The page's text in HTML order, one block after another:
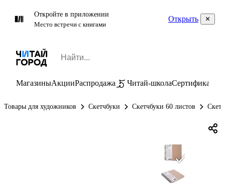
Откройте в приложении
Место встречи с книгами
Открыть
МагазиныАкцииРаспродажа Читай-школаСертификаты
Товары для художников Скетчбуки Скетчбуки 60 листов